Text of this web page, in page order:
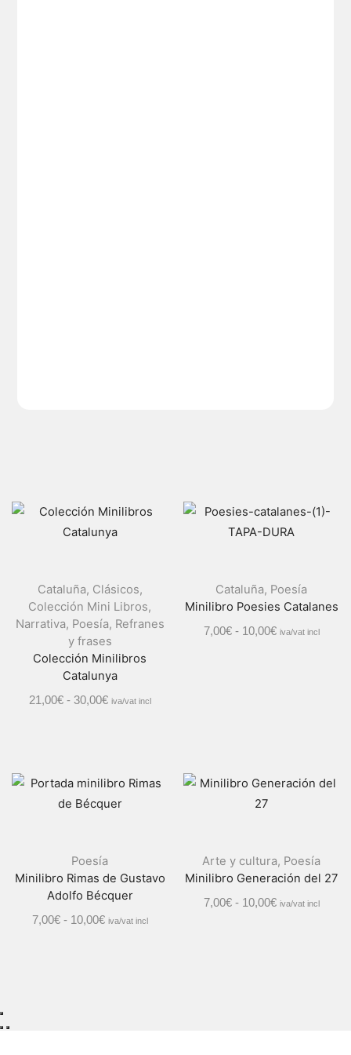
Cataluña, Clásicos,
Colección Mini Libros,
Narrativa, Poesía, Refranes
y frases
Colección Minilibros
Catalunya
21,00€ - 30,00€ iva/vat incl
Cataluña, Poesía
Minilibro Poesies Catalanes
7,00€ - 10,00€ iva/vat incl
Poesía
Minilibro Rimas de Gustavo
Adolfo Bécquer
7,00€ - 10,00€ iva/vat incl
Arte y cultura, Poesía
Minilibro Generación del 27
7,00€ - 10,00€ iva/vat incl